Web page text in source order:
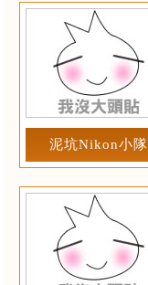
泥坑Nikon小隊